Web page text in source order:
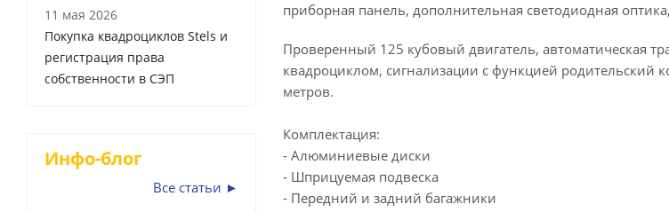
приборная панель, дополнительная светодиодная
Проверенный 125 кубовый двигатель, автоматическая
квадроциклом, сигнализации с функцией родительский
метров.
Комплектация:
- Алюминиевые диски
- Шприцуемая подвеска
- Передний и задний багажники
11 мая 2026
Покупка квадроциклов Stels и
регистрация права
собственности в СЭП
Инфо-блог
Все статьи ►